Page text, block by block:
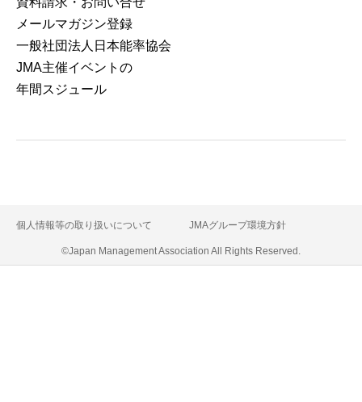
メールマガジン登録
⼀般社団法⼈⽇本能率協会
JMA主催イベントの
年間スジュール
個人情報等の取り扱いについて JMAグループ環境方針
©Japan Management Association All Rights Reserved.